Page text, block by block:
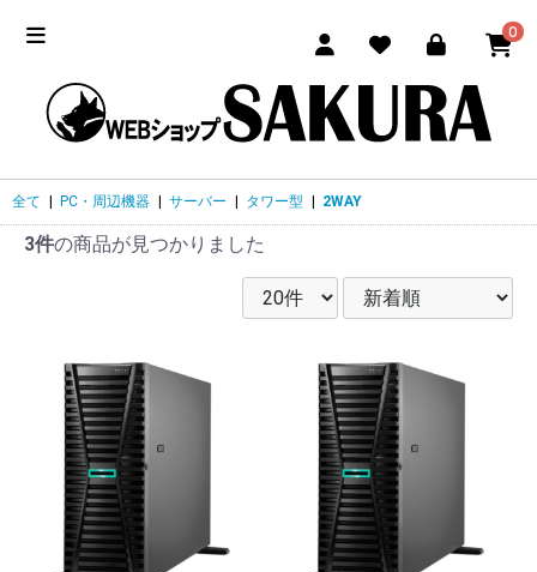
0
全て PC・周辺機器 サーバー タワー型 2WAY
3件の商品が見つかりました